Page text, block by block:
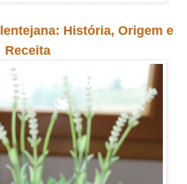
História, Origem e
Receita